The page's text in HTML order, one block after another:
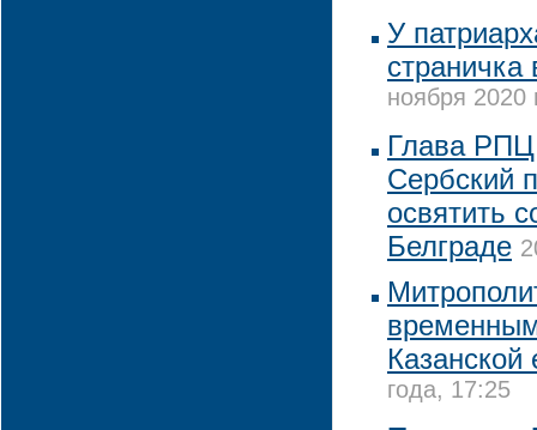
У
страничка
ноября 2020
Глава РПЦ
Сербский
освятить
Белграде
Казанской
года, 17:25